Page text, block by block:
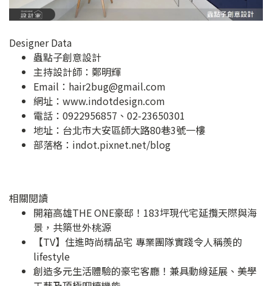
Designer Data
蟲點子創意設計
主持設計師：鄭明輝
Email： hair2bug@gmail.com
網址： www.indotdesign.com
電話：0922956857、02-23650301
地址： 台北市大安區師大路80巷3號一樓
部落格： indot.pixnet.net/blog
相關閱讀
開箱高雄THE ONE豪邸！183坪現代宅延攬天際與海
景，共築世外桃源
【TV】住進時尚精品宅 專業團隊實踐令人稱羨的
lifestyle
創造多元生活體驗的豪宅客廳！兼具動線延展、美學